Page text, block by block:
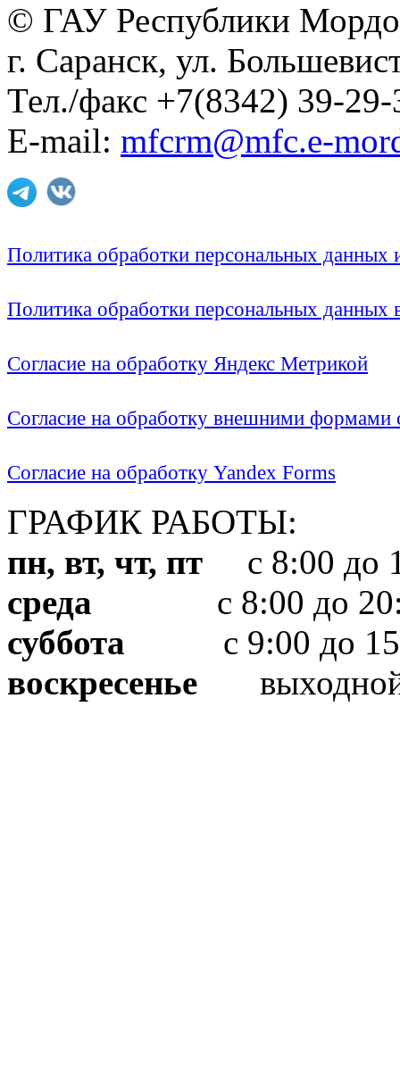
© ГАУ Республики
г. Саранск, ул.
Тел./факс +7(8342) 39-29-
E-mail: mfcrm@mfc.e-
Политика обработки персональных
Политика обработки персональных
Согласие на обработку Яндекс Метрикой
Согласие на обработку внешними формами
Согласие на обработку Yandex Forms
ГРАФИК РАБОТЫ:
пн, вт, чт, пт с 8:00 до
среда с 8:00 до
суббота с 9:00 до
воскресенье